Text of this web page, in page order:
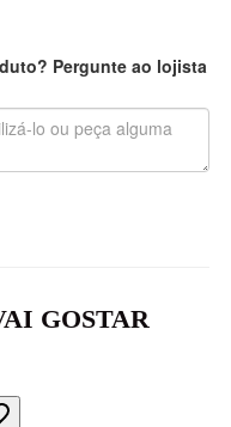
Pergunte ao lojista
GOSTAR